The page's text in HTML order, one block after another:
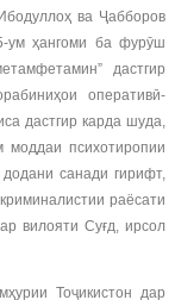
ва Ҷабборов
ум ҳангоми ба фурӯш
дастгир
оперативӣ-
дастгир карда шуда,
моддаи психотиропии
санади гирифт,
раёсати
вилояти Суғд, ирсол
Тоҷикистон дар